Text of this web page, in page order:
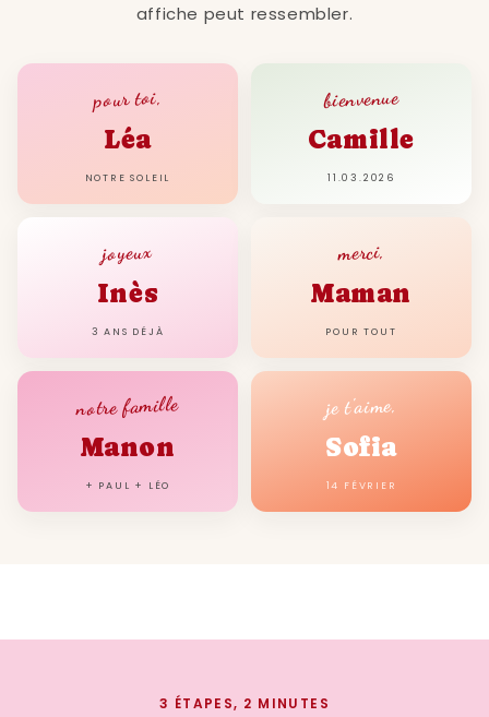
affiche peut ressembler.
pour toi,
Léa
NOTRE SOLEIL
bienvenue
Camille
11.03.2026
joyeux
Inès
3 ANS DÉJÀ
merci,
Maman
POUR TOUT
notre famille
Manon
+ PAUL + LÉO
je t'aime,
Sofia
14 FÉVRIER
3 ÉTAPES, 2 MINUTES